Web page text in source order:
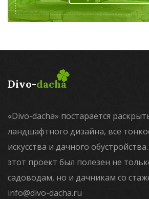
Divo-dacha
«Divo-dacha» постарается
ландшафтного дизайна, все
искусства и дачного
этот проект был полезен не
садоводам, но и дачникам со
info@divo-dacha.ru